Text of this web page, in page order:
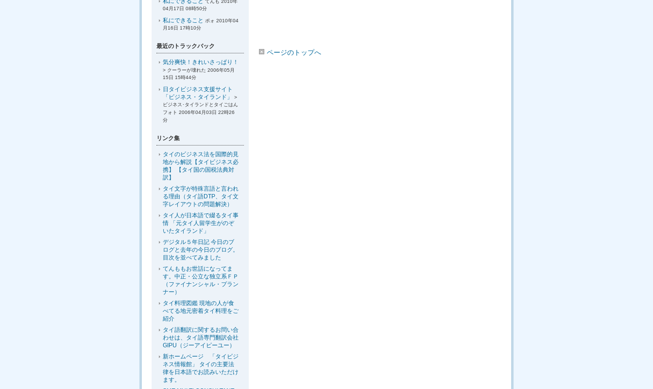
ページのトップへ
てんも 2010年
04月17日 08時50分
私にできること ポォ 2010年04
月16日 17時10分
最近のトラックバック
気分爽快！きれいさっぱり！
> クーラーが壊れた 2006年05月
15日 15時44分
日タイビジネス支援サイト
「ビジネス・タイランド」
>
ビジネス･タイランドとタイごはん
フォト 2006年04月03日 22時26
分
リンク集
タイのビジネス法を国際的見
地から解説【タイビジネス必
携】 【タイ国の国税法典対
訳】
タイ文字が特殊言語と言われ
る理由（タイ語DTP、タイ文
字レイアウトの問題解決）
タイ人が日本語で綴るタイ事
情 「元タイ人留学生がのぞ
いたタイランド」
デジタル５年日記 今日のブ
ログと去年の今日のブログ。
目次を並べてみました
てんももお世話になってま
す。中正・公立な独立系ＦＰ
（ファイナンシャル・プラン
ナー）
タイ料理図鑑 現地の人が食
べてる地元密着タイ料理をご
紹介
タイ語翻訳に関するお問い合
わせは、タイ語専門翻訳会社
GIPU（ジーアイピーユー）
新ホームページ 「タイビジ
ネス情報館」 タイの主要法
律を日本語でお読みいただけ
ます。